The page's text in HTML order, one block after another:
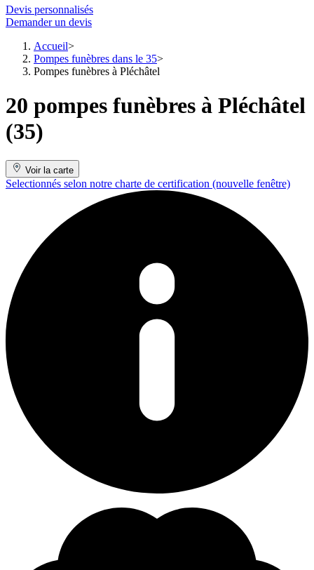
Devis personnalisés
Demander un devis
Accueil
Pompes funèbres dans le 35
Pompes funèbres à Pléchâtel
20 pompes funèbres à Pléchâtel
(35)
Voir la carte
Selectionnés selon notre charte de certification (nouvelle fenêtre)